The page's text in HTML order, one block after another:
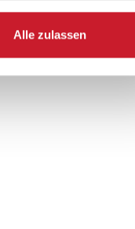
Alle zulassen